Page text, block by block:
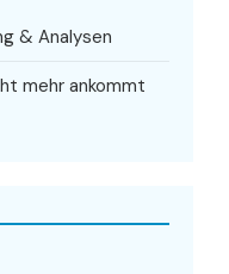
& Analysen
mehr ankommt